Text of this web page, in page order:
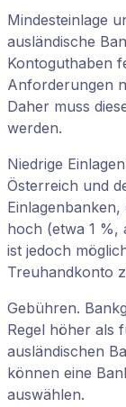
Mindesteinlage
ausländische
Kontoguthaben
Anforderungen
Daher muss
werden.
Niedrige
Österreich und
hoch (etwa 1 %,
ist jedoch
Treuhandkonto
Gebühren.
Regel höher als
ausländischen
können eine
auswählen.